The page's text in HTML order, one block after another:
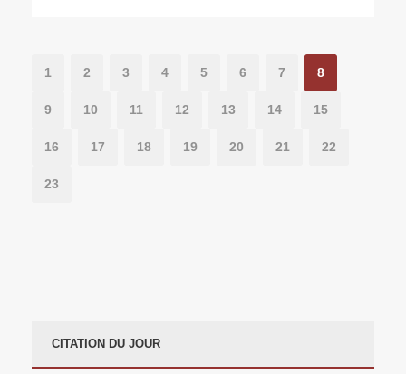
1 2 3 4 5 6 7 8
9 10 11 12 13 14 15
16 17 18 19 20 21 22
23
CITATION DU JOUR